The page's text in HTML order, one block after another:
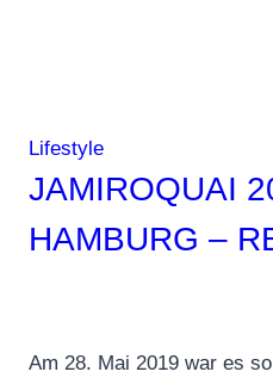
Lifestyle
JAMIROQUAI
HAMBURG –
Am 28. Mai 2019 war es